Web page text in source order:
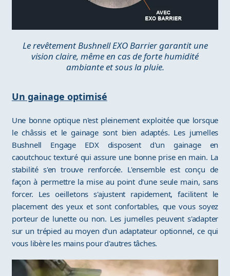
Le revêtement Bushnell EXO Barrier garantit une
vision claire, même en cas de forte humidité
ambiante et sous la pluie.
Un gainage optimisé
Une bonne optique n'est pleinement exploitée que lorsque
le châssis et le gainage sont bien adaptés. Les jumelles
Bushnell Engage EDX disposent d'un gainage en
caoutchouc texturé qui assure une bonne prise en main. La
stabilité s'en trouve renforcée. L'ensemble est conçu de
façon à permettre la mise au point d'une seule main, sans
forcer. Les oeilletons s'ajustent rapidement, facilitent le
placement des yeux et sont confortables, que vous soyez
porteur de lunette ou non. Les jumelles peuvent s'adapter
sur un trépied au moyen d'un adaptateur optionnel, ce qui
vous libère les mains pour d'autres tâches.